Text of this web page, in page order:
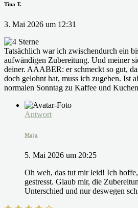
Tina T.
3. Mai 2026 um 12:31
Tatsächlich war ich zwischendurch ein
aufwändigen Zubereitung. Und meiner
deiner. AAABER: er schmeckt so gut,
doch gelohnt hat, muss ich zugeben. Ist
normalen Sonntag zu Kaffee und
Antwort
Maja
5. Mai 2026 um 20:25
Oh weh, das tut mir leid! Ich
gestresst. Glaub mir, die
Unterschied und nur deswegen